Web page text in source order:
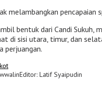
melambangkan
bentuk dari Candi
di sisi utara, timur, dan
perjuangan.
Editor: Latif Syaipudin